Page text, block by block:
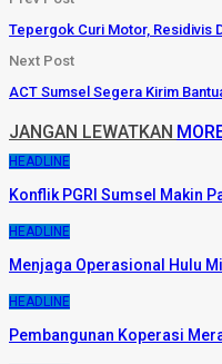
Tepergok Curi Motor, Residivis
Next Post
ACT Sumsel Segera Kirim
JANGAN LEWATKAN
HEADLINE
Konflik PGRI Sumsel Makin
HEADLINE
Menjaga Operasional Hulu
HEADLINE
Pembangunan Koperasi